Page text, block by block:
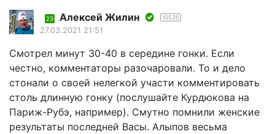
23 Алексей Жилин 10535
27.03.2021 21:51
Смотрел минут 30-40 в середине гонки. Если
честно, комментаторы разочаровали. То и дело
стонали о своей нелегкой участи комментировать
столь длинную гонку (послушайте Курдюкова на
Париж-Рубэ, например). Смутно помнили женские
результаты последней Васы. Алыпов весьма